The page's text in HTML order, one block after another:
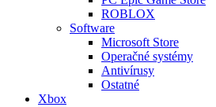
ROBLOX
Software
Microsoft Store
Operačné systémy
Antivírusy
Ostatné
Xbox